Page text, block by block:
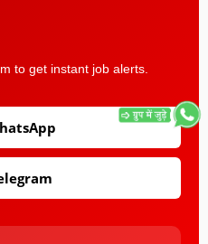
to get instant job alerts.